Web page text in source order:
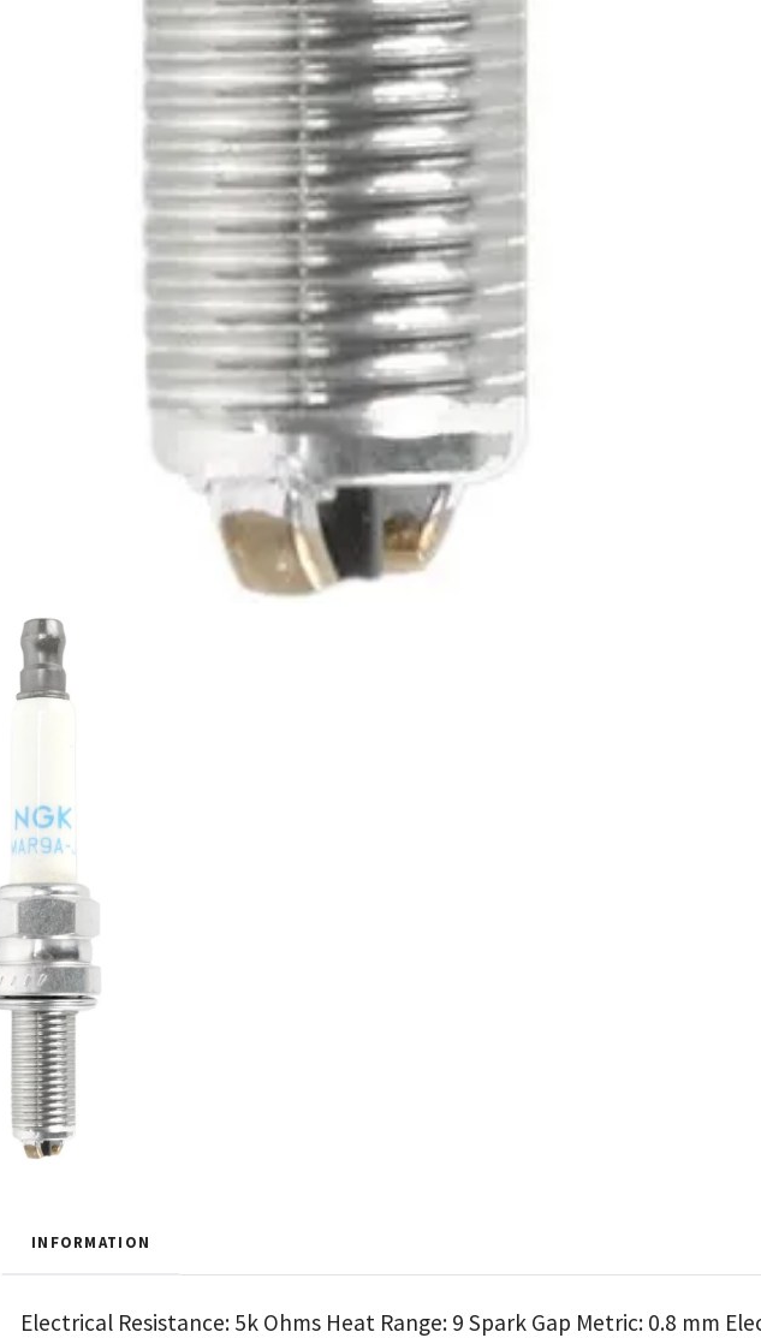
INFORMATION
Electrical Resistance: 5k Ohms Heat Range: 9 Spark Gap Metric: 0.8 mm